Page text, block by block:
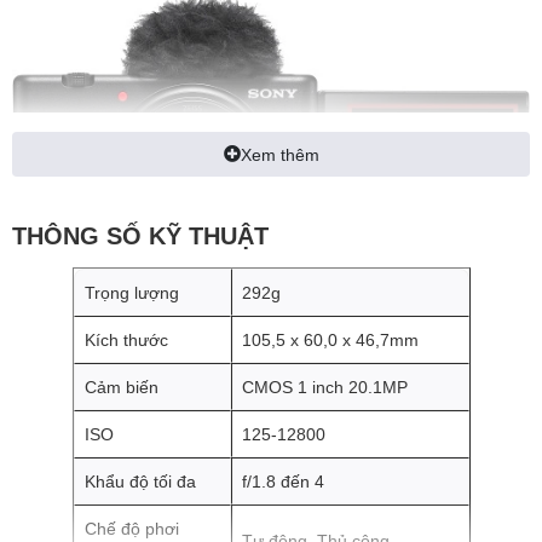
Ngôn ngữ thiết kế của Sony ZV-
Sony ZV-1 II có thiết kế nhỏ gọn, với kích thước chỉ 105,5 x 60,0 x
46,7 mm và trọng lượng cực nhẹ 292g, bao gồm pin và thẻ nhớ.
Xem thêm
THÔNG SỐ KỸ THUẬT
Trọng lượng 292g
Kích thước 105,5 x 60,0 x 46,7mm
Cảm biến CMOS 1 inch 20.1MP
ISO 125-12800
Khẩu độ tối đa f/1.8 đến 4
Chế độ phơi